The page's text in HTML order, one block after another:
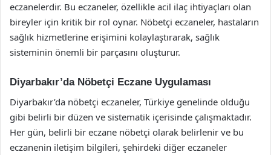
eczanelerdir. Bu eczaneler, özellikle acil ilaç ihtiyaçları olan
bireyler için kritik bir rol oynar. Nöbetçi eczaneler, hastaların
sağlık hizmetlerine erişimini kolaylaştırarak, sağlık
sisteminin önemli bir parçasını oluşturur.
Diyarbakır’da Nöbetçi Eczane Uygulaması
Diyarbakır’da nöbetçi eczaneler, Türkiye genelinde olduğu
gibi belirli bir düzen ve sistematik içerisinde çalışmaktadır.
Her gün, belirli bir eczane nöbetçi olarak belirlenir ve bu
eczanenin iletişim bilgileri, şehirdeki diğer eczaneler